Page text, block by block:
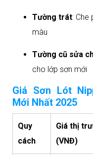
Tường trát: Che
màu
Tường cũ sửa
cho lớp sơn mới​
Giá Sơn Lót
Mới Nhất 2025
Quy
cách
Giá thị
(VNĐ)